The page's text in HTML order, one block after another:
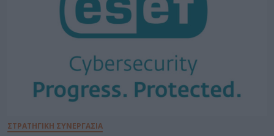
ΣΤΡΑΤΗΓΙΚΗ ΣΥΝΕΡΓΑΣΙΑ